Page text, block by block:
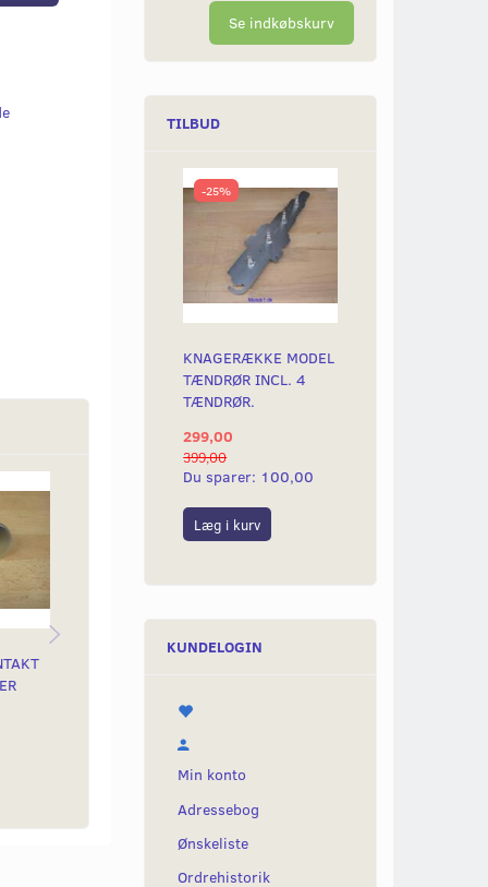
Se indkøbskurv
TILBUD
-25%
KNAGERÆKKE MODEL
TÆNDRØR INCL. 4
TÆNDRØR.
299,00
399,00
Du sparer: 100,00
Læg i kurv
KUNDELOGIN
Min konto
Adressebog
Ønskeliste
Ordrehistorik